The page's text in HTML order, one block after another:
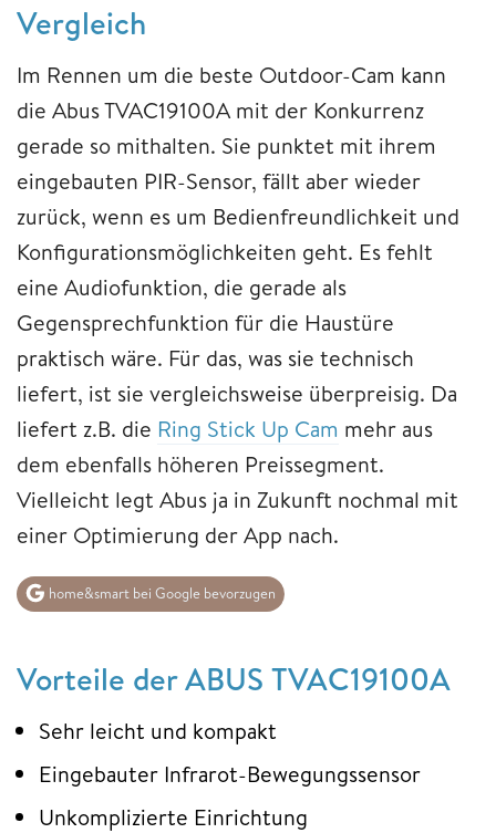
Vergleich
Im Rennen um die beste Outdoor-Cam kann
die Abus TVAC19100A mit der Konkurrenz
gerade so mithalten. Sie punktet mit ihrem
eingebauten PIR-Sensor, fällt aber wieder
zurück, wenn es um Bedienfreundlichkeit und
Konfigurationsmöglichkeiten geht. Es fehlt
eine Audiofunktion, die gerade als
Gegensprechfunktion für die Haustüre
praktisch wäre. Für das, was sie technisch
liefert, ist sie vergleichsweise überpreisig. Da
liefert z.B. die Ring Stick Up Cam mehr aus
dem ebenfalls höheren Preissegment.
Vielleicht legt Abus ja in Zukunft nochmal mit
einer Optimierung der App nach.
home&smart bei Google bevorzugen
Vorteile der ABUS TVAC19100A
Sehr leicht und kompakt
Eingebauter Infrarot-Bewegungssensor
Unkomplizierte Einrichtung